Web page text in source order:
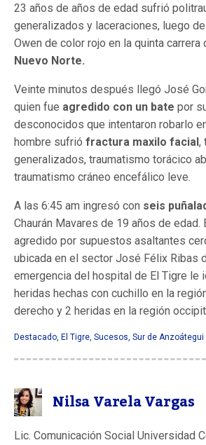
23 años de años de edad sufrió
generalizados y laceraciones, luego
Owen de color rojo en la quinta carrera
Nuevo Norte.
Veinte minutos después llegó José
quien fue agredido con un bate por
desconocidos que intentaron robarlo
hombre sufrió fractura maxilo facial,
generalizados, traumatismo torácico
traumatismo cráneo encefálico leve.
A las 6:45 am ingresó con seis
Chaurán Mavares de 19 años de edad.
agredido por supuestos asaltantes
ubicada en el sector José Félix Ribas
emergencia del hospital de El Tigre le
heridas hechas con cuchillo en la
derecho y 2 heridas en la región
Destacado El Tigre Sucesos Sur de Anzoátegui
Nilsa Varela Vargas
Lic. Comunicación Social Universidad